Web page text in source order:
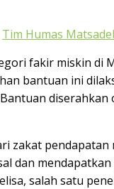
Tim Humas
fakir miskin di
bantuan ini
zakat
dan
salah satu